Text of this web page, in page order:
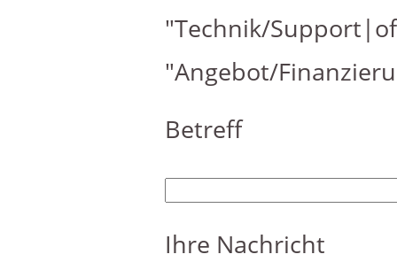
"Technik/
"Angebot/
Betreff
Ihre Nachricht